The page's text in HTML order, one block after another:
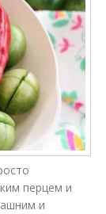
перцем и
и